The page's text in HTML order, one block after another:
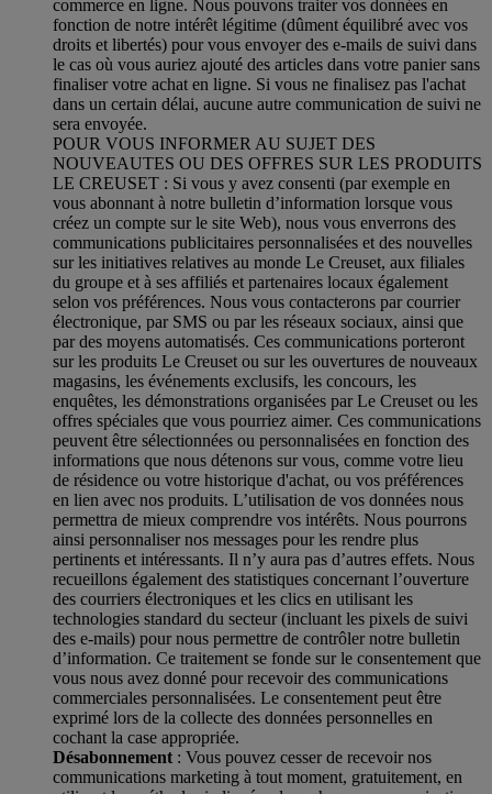
commerce en ligne. Nous pouvons traiter vos données en
fonction de notre intérêt légitime (dûment équilibré avec vos
droits et libertés) pour vous envoyer des e-mails de suivi dans
le cas où vous auriez ajouté des articles dans votre panier sans
finaliser votre achat en ligne. Si vous ne finalisez pas l'achat
dans un certain délai, aucune autre communication de suivi ne
sera envoyée.
POUR VOUS INFORMER AU SUJET DES
NOUVEAUTES OU DES OFFRES SUR LES PRODUITS
LE CREUSET : Si vous y avez consenti (par exemple en
vous abonnant à notre bulletin d’information lorsque vous
créez un compte sur le site Web), nous vous enverrons des
communications publicitaires personnalisées et des nouvelles
sur les initiatives relatives au monde Le Creuset, aux filiales
du groupe et à ses affiliés et partenaires locaux également
selon vos préférences. Nous vous contacterons par courrier
électronique, par SMS ou par les réseaux sociaux, ainsi que
par des moyens automatisés. Ces communications porteront
sur les produits Le Creuset ou sur les ouvertures de nouveaux
magasins, les événements exclusifs, les concours, les
enquêtes, les démonstrations organisées par Le Creuset ou les
offres spéciales que vous pourriez aimer. Ces communications
peuvent être sélectionnées ou personnalisées en fonction des
informations que nous détenons sur vous, comme votre lieu
de résidence ou votre historique d'achat, ou vos préférences
en lien avec nos produits. L’utilisation de vos données nous
permettra de mieux comprendre vos intérêts. Nous pourrons
ainsi personnaliser nos messages pour les rendre plus
pertinents et intéressants. Il n’y aura pas d’autres effets. Nous
recueillons également des statistiques concernant l’ouverture
des courriers électroniques et les clics en utilisant les
technologies standard du secteur (incluant les pixels de suivi
des e-mails) pour nous permettre de contrôler notre bulletin
d’information. Ce traitement se fonde sur le consentement que
vous nous avez donné pour recevoir des communications
commerciales personnalisées. Le consentement peut être
exprimé lors de la collecte des données personnelles en
cochant la case appropriée.
Désabonnement : Vous pouvez cesser de recevoir nos
communications marketing à tout moment, gratuitement, en